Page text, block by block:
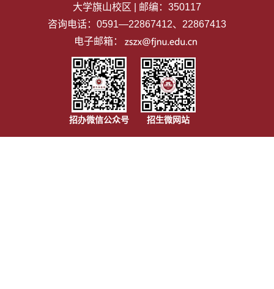
大学旗山校区 | 邮编：350117
咨询电话：0591—22867412、22867413
电子邮箱：
招办微信公众号 招生微网站